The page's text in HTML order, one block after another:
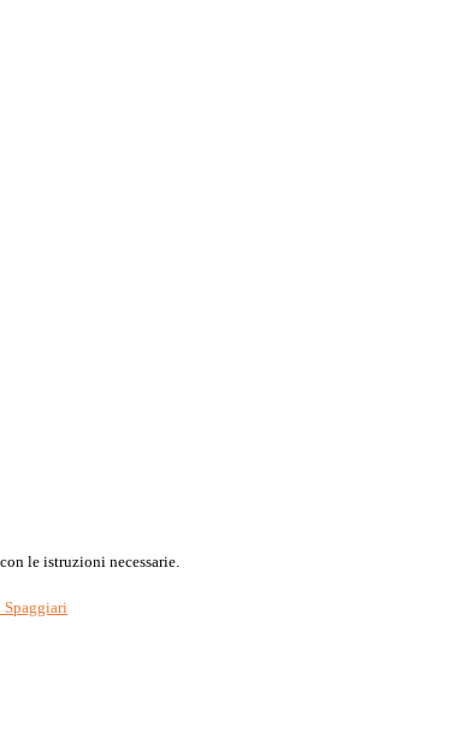
le istruzioni necessarie.